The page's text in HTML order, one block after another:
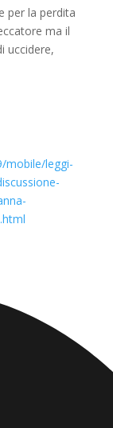
per la perdita
ma il
uccidere,
mobile/leggi-